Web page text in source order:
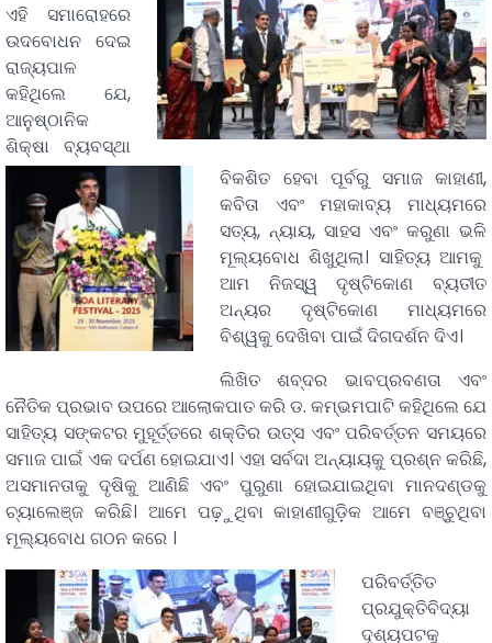
ଏହି ସମାରୋହରେ
ଉଦବୋଧନ ଦେଇ
ରାଜ୍ୟପାଳ
କହିଥିଲେ ଯେ,
ଆନୁଷ୍ଠାନିକ
ଶିକ୍ଷା ବ୍ୟବସ୍ଥା
ବିକଶିତ ହେବା ପୂର୍ବରୁ ସମାଜ କାହାଣୀ,
କବିତା ଏବଂ ମହାକାବ୍ୟ ମାଧ୍ୟମରେ
ସତ୍ୟ, ନ୍ୟାୟ, ସାହସ ଏବଂ କରୁଣା ଭଳି
ମୂଲ୍ୟବୋଧ ଶିଖୁଥିଲା। ସାହିତ୍ୟ ଆମକୁ
ଆମ ନିଜସ୍ୱ ଦୃଷ୍ଟିକୋଣ ବ୍ୟତୀତ
ଅନ୍ୟର ଦୃଷ୍ଟିକୋଣ ମାଧ୍ୟମରେ
ବିଶ୍ୱକୁ ଦେଖିବା ପାଇଁ ଦିଗଦର୍ଶନ ଦିଏ।
ଲିଖିତ ଶବ୍ଦର ଭାବପ୍ରବଣତା ଏବଂ
ନୈତିକ ପ୍ରଭାବ ଉପରେ ଆଲୋକପାତ କରି ଡ. କମ୍ଭମପାଟି କହିଥିଲେ ଯେ
ସାହିତ୍ୟ ସଙ୍କଟର ମୁହୂର୍ତ୍ତରେ ଶକ୍ତିର ଉତ୍ସ ଏବଂ ପରିବର୍ତ୍ତନ ସମୟରେ
ସମାଜ ପାଇଁ ଏକ ଦର୍ପଣ ହୋଇଯାଏ। ଏହା ସର୍ବଦା ଅନ୍ୟାୟକୁ ପ୍ରଶ୍ନ କରିଛି,
ଅସମାନତାକୁ ଦୃଷିକୁ ଆଣିଛି ଏବଂ ପୁରୁଣା ହୋଇଯାଇଥିବା ମାନଦଣ୍ଡକୁ
ଚ୍ୟାଲେଞ୍ଜ କରିଛି। ଆମେ ପଢ଼ୁଥିବା କାହାଣୀଗୁଡ଼ିକ ଆମେ ବଞ୍ଚୁଥିବା
ମୂଲ୍ୟବୋଧ ଗଠନ କରେ ।
ପରିବର୍ତ୍ତିତ
ପ୍ରଯୁକ୍ତିବିଦ୍ୟା
ଦୃଶ୍ୟପଟକୁ